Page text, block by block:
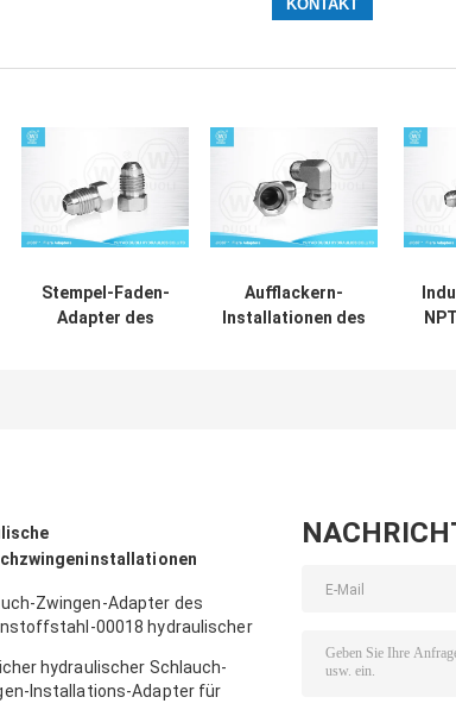
Stempel-Faden-
Adapter des
Aufflackern-
Installationen des
Zwingen-Adapter des
00018 hydraulischer
hydraulischer Schlauch-
Installations-Adapter für